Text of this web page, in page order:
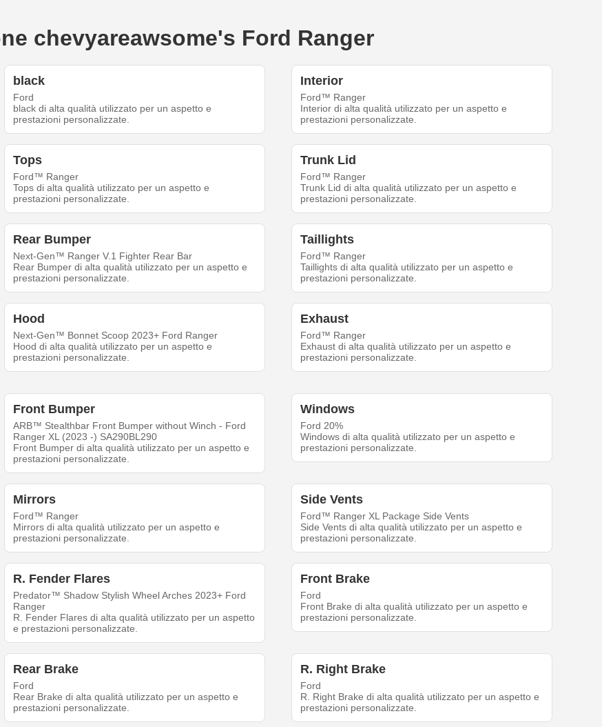
chevyareawsome's Ford Ranger
black
Ford
black di alta qualità utilizzato per un aspetto e
prestazioni personalizzate.
Interior
Ford™ Ranger
Interior di alta qualità utilizzato per un aspetto e
prestazioni personalizzate.
Tops
Ford™ Ranger
Tops di alta qualità utilizzato per un aspetto e
prestazioni personalizzate.
Trunk Lid
Ford™ Ranger
Trunk Lid di alta qualità utilizzato per un aspetto e
prestazioni personalizzate.
Rear Bumper
Next-Gen™ Ranger V.1 Fighter Rear Bar
Rear Bumper di alta qualità utilizzato per un aspetto e
prestazioni personalizzate.
Taillights
Ford™ Ranger
Taillights di alta qualità utilizzato per un aspetto e
prestazioni personalizzate.
Hood
Next-Gen™ Bonnet Scoop 2023+ Ford Ranger
Hood di alta qualità utilizzato per un aspetto e
prestazioni personalizzate.
Exhaust
Ford™ Ranger
Exhaust di alta qualità utilizzato per un aspetto e
prestazioni personalizzate.
Front Bumper
ARB™ Stealthbar Front Bumper without Winch - Ford
Ranger XL (2023 -) SA290BL290
Front Bumper di alta qualità utilizzato per un aspetto e
prestazioni personalizzate.
Windows
Ford 20%
Windows di alta qualità utilizzato per un aspetto e
prestazioni personalizzate.
Mirrors
Ford™ Ranger
Mirrors di alta qualità utilizzato per un aspetto e
prestazioni personalizzate.
Side Vents
Ford™ Ranger XL Package Side Vents
Side Vents di alta qualità utilizzato per un aspetto e
prestazioni personalizzate.
R. Fender Flares
Predator™ Shadow Stylish Wheel Arches 2023+ Ford
Ranger
R. Fender Flares di alta qualità utilizzato per un aspetto
e prestazioni personalizzate.
Front Brake
Ford
Front Brake di alta qualità utilizzato per un aspetto e
prestazioni personalizzate.
Rear Brake
Ford
Rear Brake di alta qualità utilizzato per un aspetto e
prestazioni personalizzate.
R. Right Brake
Ford
R. Right Brake di alta qualità utilizzato per un aspetto e
prestazioni personalizzate.